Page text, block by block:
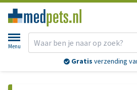
Menu
Gratis verzending